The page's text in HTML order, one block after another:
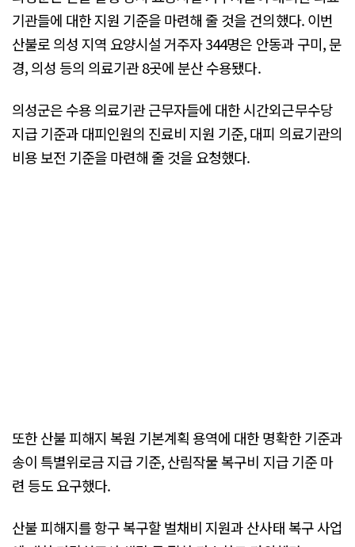
기관들에 대한 지원 기준을 마련해 줄 것을 건의했다. 이번
산불로 의성 지역 요양시설 거주자 344명은 안동과 구미, 문
경, 의성 등의 의료기관 8곳에 분산 수용됐다.
의성군은 수용 의료기관 근무자들에 대한 시간외근무수당
지급 기준과 대피인원의 진료비 지원 기준, 대피 의료기관의
비용 보전 기준을 마련해 줄 것을 요청했다.
또한 산불 피해지 복원 기본계획 용역에 대한 명확한 기준과
송이 특별위로금 지급 기준, 산림작물 복구비 지급 기준 마
련 등도 요구했다.
산불 피해지를 항구 복구할 벌채비 지원과 산사태 복구 사업